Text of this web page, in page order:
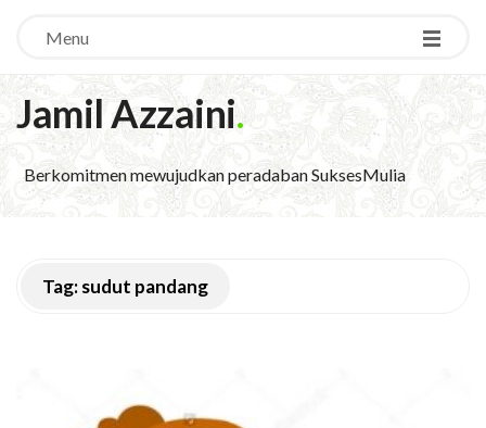
Menu
Jamil Azzaini.
Berkomitmen mewujudkan peradaban SuksesMulia
Tag:sudut pandang